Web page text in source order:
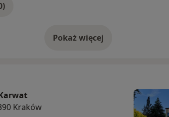
Pokaż więcejo doświadczeniu
Kraków